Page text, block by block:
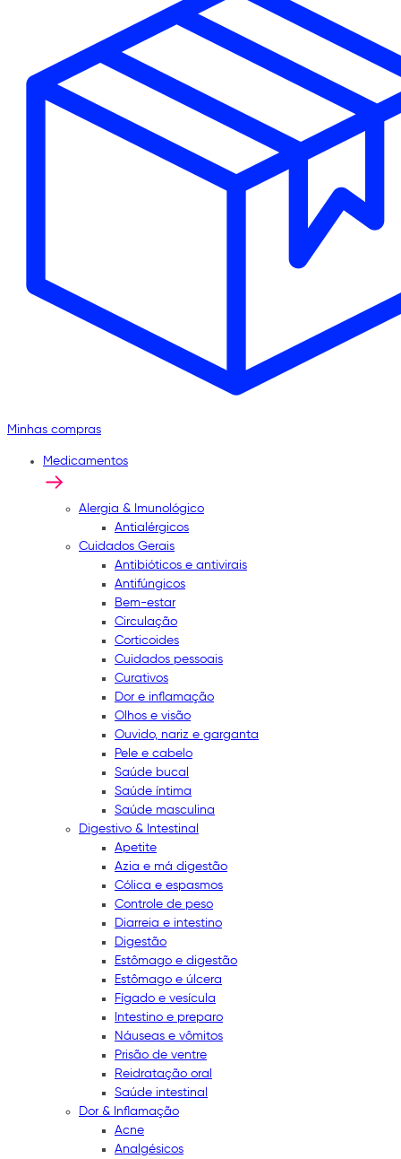
Minhas compras
Medicamentos
Alergia & Imunológico
Antialérgicos
Cuidados Gerais
Antibióticos e antivirais
Antifúngicos
Bem-estar
Circulação
Corticoides
Cuidados pessoais
Curativos
Dor e inflamação
Olhos e visão
Ouvido, nariz e garganta
Pele e cabelo
Saúde bucal
Saúde íntima
Saúde masculina
Digestivo & Intestinal
Apetite
Azia e má digestão
Cólica e espasmos
Controle de peso
Diarreia e intestino
Digestão
Estômago e digestão
Estômago e úlcera
Fígado e vesícula
Intestino e preparo
Náuseas e vômitos
Prisão de ventre
Reidratação oral
Saúde intestinal
Dor & Inflamação
Acne
Analgésicos